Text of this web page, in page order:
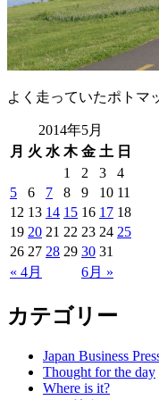
よく走っていたポトマ
2014年5月
月 火 水 木 金 土 日
« 4月 6月 »
1 2 3
4
5
6 7 8 9 10 11
12 13 14 15 16 17 18
19 20 21 22 23 24 25
26 27 28 29 30 31
カテゴリー
Japan Business
Thought for the day
Where is it?